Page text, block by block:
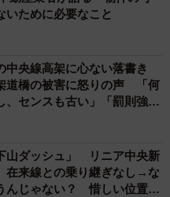
いために必要なこと
中央線高架に心ない落書き
道橋の被害に怒りの声 「何
、センスも古い」「罰則強化
山ダッシュ」 リニア中央新
来線との乗り継ぎなし→な
んじゃない？ 惜しい位置関